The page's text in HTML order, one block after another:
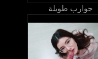
جوارب طويلة